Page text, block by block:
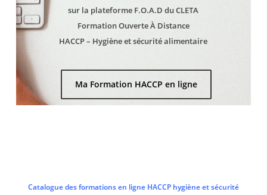
sur la plateforme F.O.A.D du CLETA
Formation Ouverte À Distance
HACCP – Hygiène et sécurité alimentaire
Ma Formation HACCP en ligne
Catalogue des formations en ligne HACCP hygiène et sécurité